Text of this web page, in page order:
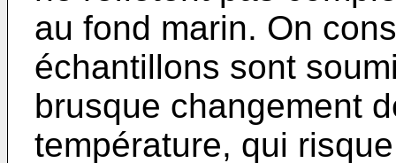
au fond marin. On
échantillons sont
brusque changement
température, qui